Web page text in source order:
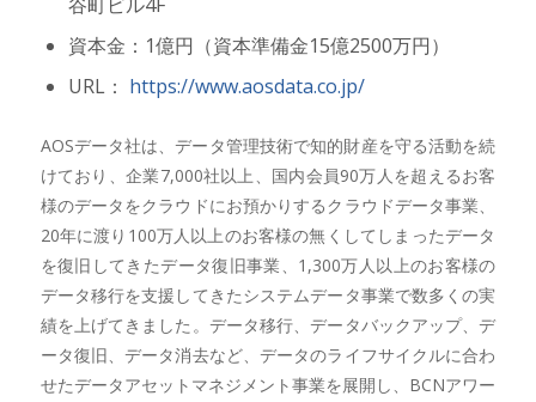
谷町ビル4F
資本金：1億円（資本準備金15億2500万円）
URL： https://www.aosdata.co.jp/
AOSデータ社は、データ管理技術で知的財産を守る活動を続
けており、企業7,000社以上、国内会員90万人を超えるお客
様のデータをクラウドにお預かりするクラウドデータ事業、
20年に渡り100万人以上のお客様の無くしてしまったデータ
を復旧してきたデータ復旧事業、1,300万人以上のお客様の
データ移行を支援してきたシステムデータ事業で数多くの実
績を上げてきました。データ移行、データバックアップ、デ
ータ復旧、データ消去など、データのライフサイクルに合わ
せたデータアセットマネジメント事業を展開し、BCNアワー